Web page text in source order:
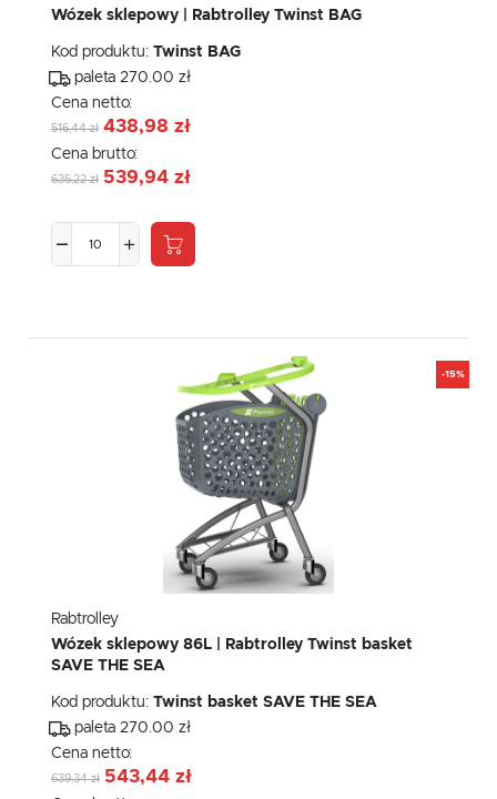
Wózek sklepowy | Rabtrolley Twinst BAG
Kod produktu: Twinst BAG
paleta 270.00 zł
Cena netto:
516,44 zł 438,98 zł
Cena brutto:
635,22 zł 539,94 zł
-15%
Rabtrolley
Wózek sklepowy 86L | Rabtrolley Twinst basket
SAVE THE SEA
Kod produktu: Twinst basket SAVE THE SEA
paleta 270.00 zł
Cena netto:
639,34 zł 543,44 zł